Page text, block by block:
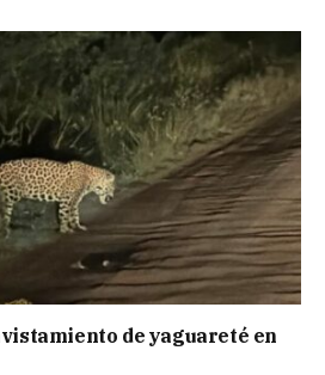
de yaguareté en